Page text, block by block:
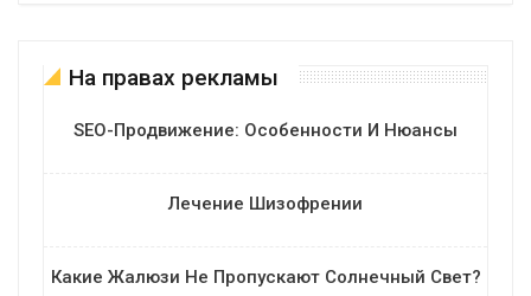
На правах рекламы
SEO-Продвижение: Особенности И Нюансы
Лечение Шизофрении
Какие Жалюзи Не Пропускают Солнечный Свет?